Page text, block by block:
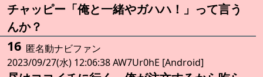
チャッピー「俺と一緒やガハハ！」って言う
んか？
16 匿名動ナビファン
2023/09/27(水) 12:06:38 AW7Ur0hE [Android]